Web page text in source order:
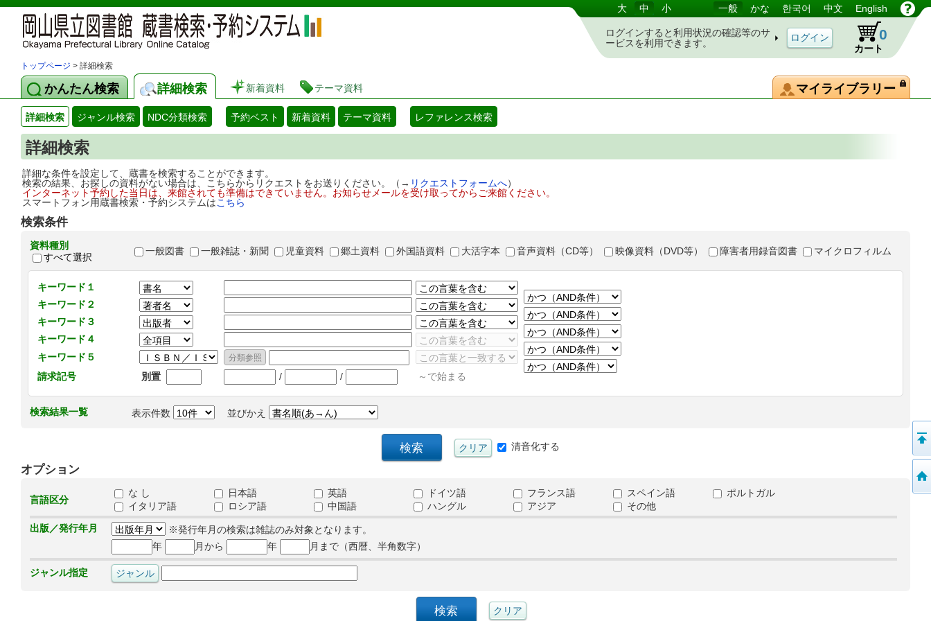
岡山県立図書館 蔵書検索・予約システム 大 中 小 一般 かな 한국어 中文 English
ログインすると利用状況の確認等のサ
ービスを利用できます。
カート
0
トップページ > 詳細検索
かんたん検索 詳細検索 新着資料 テーマ資料 マイライブラリー
詳細検索 ジャンル検索 NDC分類検索 予約ベスト 新着資料 テーマ資料 レファレンス検索
詳細検索
詳細な条件を設定して、蔵書を検索することができます。
検索の結果、お探しの資料がない場合は、こちらからリクエストをお送りください。（→ リクエストフォームへ）
インターネット予約した当日は、来館されても準備はできていません。お知らせメールを受け取ってからご来館ください。
スマートフォン用蔵書検索・予約システムはこちら
検索条件
資料種別
すべて選択
一般図書 一般雑誌・新聞 児童資料 郷土資料 外国語資料 大活字本 音声資料（CD等） 映像資料（DVD等） 障害者用録音図書 マイクロフィルム
キーワード１
キーワード２
キーワード３
キーワード４
キーワード５
請求記号
別置 / / ～で始まる
検索結果一覧 表示件数 並びかえ
清音化する
オプション
言語区分
な し 日本語 英語 ドイツ語 フランス語 スペイン語
ポルトガル
イタリア語
ロシア語 中国語 ハングル アジア
その他
出版／発行年月
※発行年月の検索は雑誌のみ対象となります。
年
月から 年 月まで（西暦、半角数字）
ジャンル指定